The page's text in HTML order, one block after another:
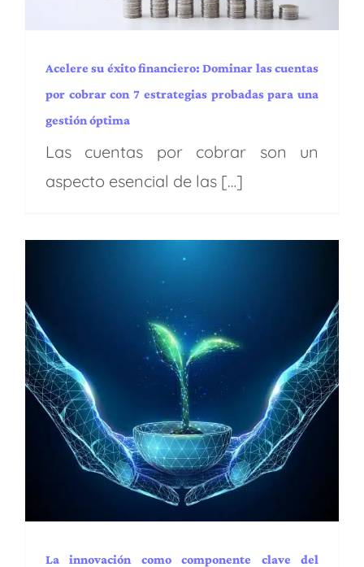
Industrias Latam Procesos y operaciones
Puesta en marcha Regiones Servicios
Acelere su éxito financiero: Dominar las cuentas
por cobrar con 7 estrategias probadas para una
gestión óptima
Las cuentas por cobrar son un
aspecto esencial de las […]
La innovación como
componente clave del
crecimiento empresarial:
Integración de la
deslocalización con las
nuevas tecnologías y la
inteligencia artificial
Administración y Finanzas BPA BPM Capacidades
EE.UU. Gestión del talento Industrias Latam
Procesos y operaciones Puesta en marcha
Servicios Tendencias
La innovación como componente clave del